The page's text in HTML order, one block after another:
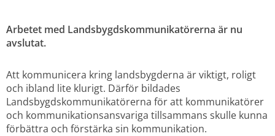
Arbetet med Landsbygdskommunikatörerna är nu
avslutat.
Att kommunicera kring landsbygderna är viktigt, roligt
och ibland lite klurigt. Därför bildades
Landsbygdskommunikatörerna för att kommunikatörer
och kommunikationsansvariga tillsammans skulle kunna
förbättra och förstärka sin kommunikation.